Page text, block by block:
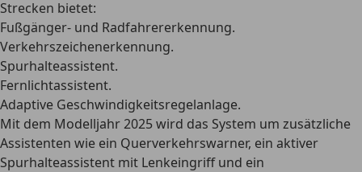
Strecken bietet:
Fußgänger- und Radfahrererkennung.
Verkehrszeichenerkennung.
Spurhalteassistent.
Fernlichtassistent.
Adaptive Geschwindigkeitsregelanlage.
Mit dem Modelljahr 2025 wird das System um zusätzliche
Assistenten wie ein Querverkehrswarner, ein aktiver
Spurhalteassistent mit Lenkeingriff und ein